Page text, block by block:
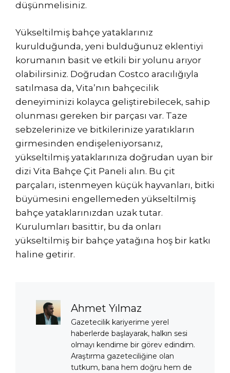
düşünmelisiniz.
Yükseltilmiş bahçe yataklarınız
kurulduğunda, yeni bulduğunuz eklentiyi
korumanın basit ve etkili bir yolunu arıyor
olabilirsiniz. Doğrudan Costco aracılığıyla
satılmasa da, Vita’nın bahçecilik
deneyiminizi kolayca geliştirebilecek, sahip
olunması gereken bir parçası var. Taze
sebzelerinize ve bitkilerinize yaratıkların
girmesinden endişeleniyorsanız,
yükseltilmiş yataklarınıza doğrudan uyan bir
dizi Vita Bahçe Çit Paneli alın. Bu çit
parçaları, istenmeyen küçük hayvanları, bitki
büyümesini engellemeden yükseltilmiş
bahçe yataklarınızdan uzak tutar.
Kurulumları basittir, bu da onları
yükseltilmiş bir bahçe yatağına hoş bir katkı
haline getirir.
Ahmet Yılmaz
Gazetecilik kariyerime yerel
haberlerde başlayarak, halkın sesi
olmayı kendime bir görev edindim.
Araştırma gazeteciliğine olan
tutkum, bana hem doğru hem de